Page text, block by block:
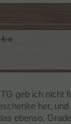
k-e
geb ich nicht
her,
ebenso.